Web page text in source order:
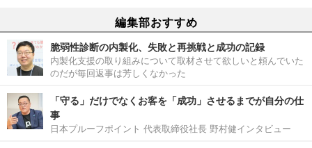
編集部おすすめ
脆弱性診断の内製化、失敗と再挑戦と成功の記録
内製化支援の取り組みについて取材させて欲しいと頼んでいた
のだが毎回返事は芳しくなかった
「守る」だけでなくお客を「成功」させるまでが自分の仕
事
日本プルーフポイント 代表取締役社長 野村健インタビュー